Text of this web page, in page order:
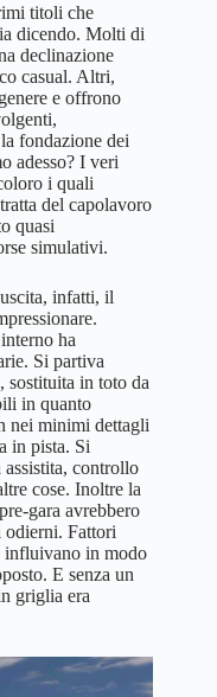
titoli che
dicendo. Molti di
declinazione
casual. Altri,
e offrono
fondazione dei
adesso? I veri
i quali
del capolavoro
quasi
simulativi.
infatti, il
ha
Si partiva
sostituita in toto da
in quanto
nei minimi dettagli
in pista. Si
controllo
cose. Inoltre la
gara avrebbero
Fattori
influivano in modo
E senza un
griglia era